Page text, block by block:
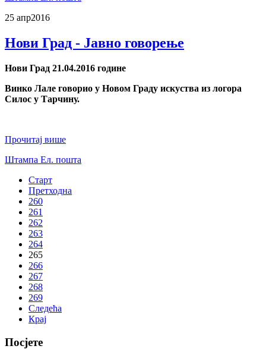
25 апр2016
Нови Град - Јавно говорење
Нови Град 21.04.2016 године
Винко Лале говорио у Новом Граду искуства из логора
Силос у Тарчину.
Прочитај више
Штампа Ел. пошта
Старт
Претходна
260
261
262
263
264
265
266
267
268
269
Следећа
Крај
Посјете